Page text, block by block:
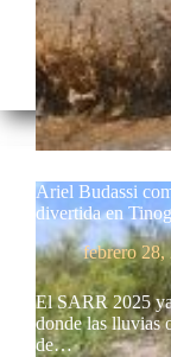
Ariel Budassi
divertida en
febrero 28,
El SARR 2025
donde las lluvias
de…